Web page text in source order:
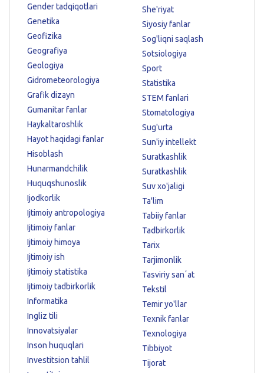
Gender tadqiqotlari
Genetika
Geofizika
Geografiya
Geologiya
Gidrometeorologiya
Grafik dizayn
Gumanitar fanlar
Haykaltaroshlik
Hayot haqidagi fanlar
Hisoblash
Hunarmandchilik
Huquqshunoslik
Ijodkorlik
Ijtimoiy antropologiya
Ijtimoiy fanlar
Ijtimoiy himoya
Ijtimoiy ish
Ijtimoiy statistika
Ijtimoiy tadbirkorlik
Informatika
Ingliz tili
Innovatsiyalar
Inson huquqlari
Investitsion tahlil
She'riyat
Siyosiy fanlar
Sog'liqni saqlash
Sotsiologiya
Sport
Statistika
STEM fanlari
Stomatologiya
Sug'urta
Sun'iy intellekt
Suratkashlik
Suratkashlik
Suv xo'jaligi
Ta'lim
Tabiiy fanlar
Tadbirkorlik
Tarix
Tarjimonlik
Tasviriy sanʼat
Tekstil
Temir yo'llar
Texnik fanlar
Texnologiya
Tibbiyot
Tijorat